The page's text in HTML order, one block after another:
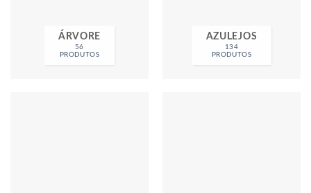
ÁRVORE
56
PRODUTOS
AZULEJOS
134
PRODUTOS